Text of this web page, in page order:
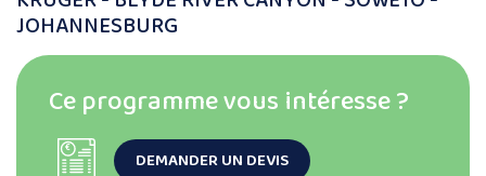
JOHANNESBURG
Ce programme vous intéresse ?
DEMANDER UN DEVIS